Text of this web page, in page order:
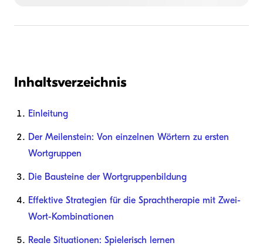
Inhaltsverzeichnis
Einleitung
Der Meilenstein: Von einzelnen Wörtern zu ersten
Wortgruppen
Die Bausteine der Wortgruppenbildung
Effektive Strategien für die Sprachtherapie mit Zwei-
Wort-Kombinationen
Reale Situationen: Spielerisch lernen